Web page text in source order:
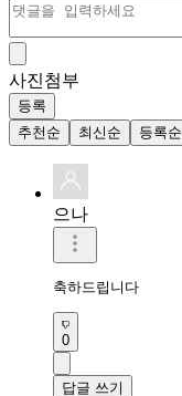
사진첨부
등록
추천순
최신순 등록순
으나
축하드립니다
0
답글 쓰기